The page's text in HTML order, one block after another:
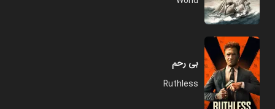
بی رحم
Ruthless